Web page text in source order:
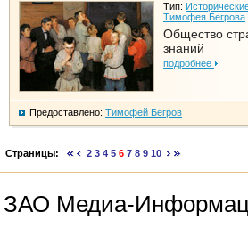
Тип:
Тимофея Бегрова
Общество
знаний
подробнее
Предоставлено: Тимофей Бегров
Страницы: 2 3 4 5 6 7 8 9 10
Медиа-